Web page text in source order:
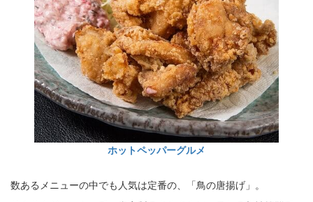
ホットペッパーグルメ
数あるメニューの中でも人気は定番の、「鳥の唐揚げ」。